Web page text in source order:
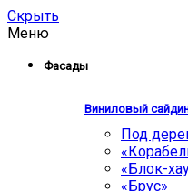
Скрыть
Меню
Фасады
Виниловый
Под
«Блок-
«Брус»